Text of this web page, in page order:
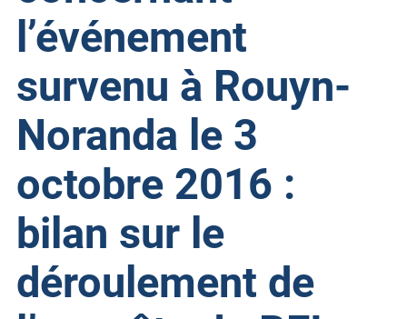
l’événement
survenu à Rouyn-
Noranda le 3
octobre 2016 :
bilan sur le
déroulement de